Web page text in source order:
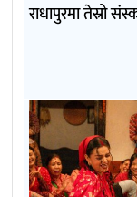
राधापुरमा तेस्रो